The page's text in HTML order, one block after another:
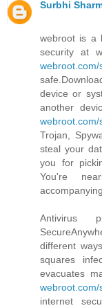
Surbhi
webroot is a
security at
webroot.com/
device or
another
webroot.com/
Trojan,
steal your
you for
You're
Antivirus
different
squares
evacuates
webroot.com/
internet